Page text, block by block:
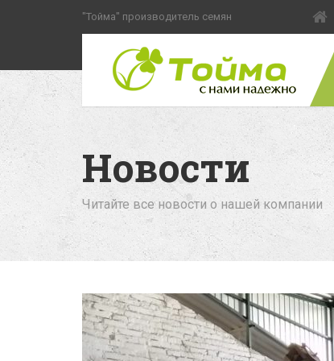
"Тойма" производитель семян
Новости
Читайте все новости о нашей компании